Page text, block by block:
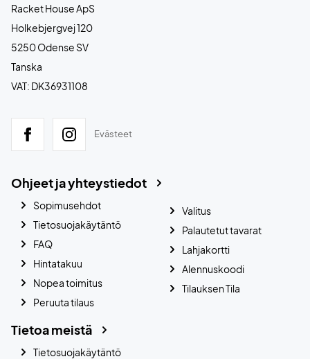
Racket House ApS
Holkebjergvej 120
5250 Odense SV
Tanska
VAT: DK36931108
Evästeet
Ohjeet ja yhteystiedot
Sopimusehdot
Tietosuojakäytäntö
FAQ
Hintatakuu
Nopea toimitus
Peruuta tilaus
Valitus
Palautetut tavarat
Lahjakortti
Alennuskoodi
Tilauksen Tila
Tietoa meistä
Tietosuojakäytäntö